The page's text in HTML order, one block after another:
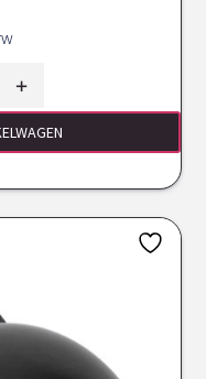
+